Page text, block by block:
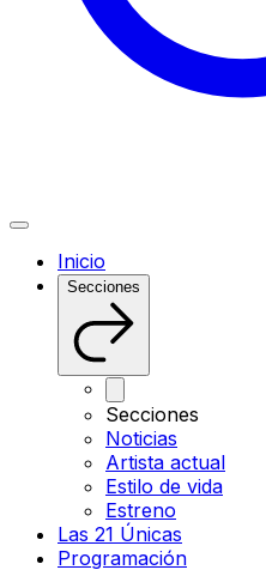
Inicio
Secciones
Secciones
Noticias
Artista actual
Estilo de vida
Estreno
Las 21 Únicas
Programación